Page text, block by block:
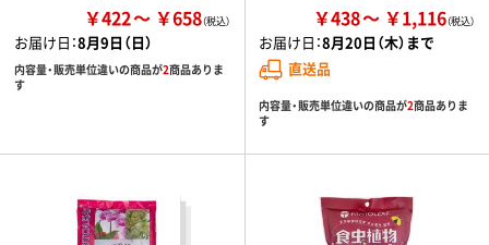
￥422 ￥658
お届け日：8月9日（日）
内容量・販売単位違いの商品が2商品ありま
す
￥438 ￥1,116
お届け日：8月20日（木）まで
直送品
内容量・販売単位違いの商品が2商品ありま
す